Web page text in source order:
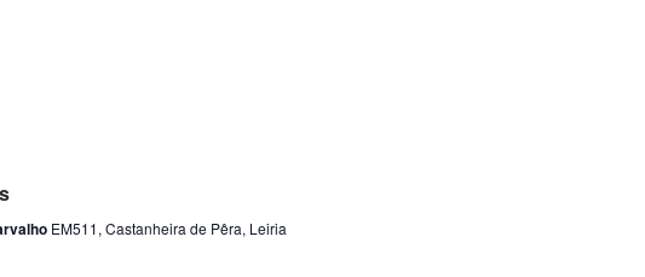
EM511, Castanheira de Pêra, Leiria